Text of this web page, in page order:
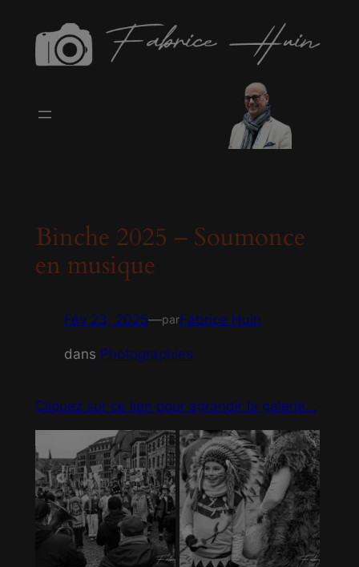
contenu
Binche 2025 – Soumonce
en musique
Fév 23, 2025—parFabrice Huin
dans Photographies
Cliquez sur ce lien pour agrandir la galerie…